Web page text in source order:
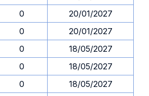
0
20/01/2027
0
20/01/2027
0
18/05/2027
0
18/05/2027
0
18/05/2027